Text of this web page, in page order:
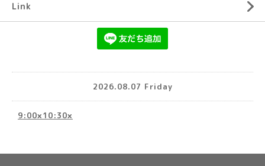
Link
2026.08.07 Friday
9:00×10:30×